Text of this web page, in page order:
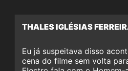
THALES IGLÉSIAS
Eu já suspeitava disso
cena do filme sem volta